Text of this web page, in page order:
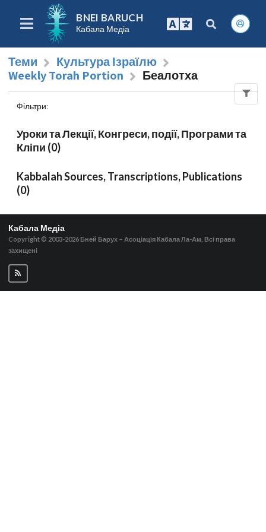
BNEI BARUCH
Кабала Медіа
Теми
Культура Ізраїлю
Weekly Torah Portion
Беалотха
Фільтри:
Уроки та Лекції, Конгреси, події, Програми та
Кліпи (0)
Kabbalah Sources, Transcriptions, Publications
(0)
Кабала Медіа
Copyright © 2003-2026 Бней Барух – Асоціація Кабала Ла-Ам, Всі права
захищені